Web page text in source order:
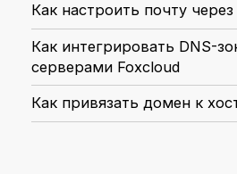
Как настроить почту
Как интегрировать DNS-
серверами Foxcloud
Как привязать домен к